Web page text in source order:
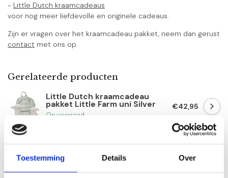
Toestemming Details Over
- Little Dutch kraamcadeaus
voor nog meer liefdevolle en originele cadeaus.
Zijn er vragen over het kraamcadeau pakket, neem dan gerust
contact met ons op.
Gerelateerde producten
Little Dutch kraamcadeau
pakket Little Farm uni Silver
Op voorraad
€42,95
Little Dutch kraamcadeau
pakket Rosa Silver
Op voorraad
€33,95